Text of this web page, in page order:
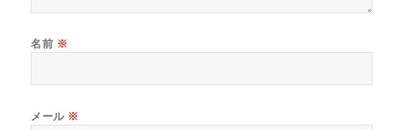
名前 ※
メール ※